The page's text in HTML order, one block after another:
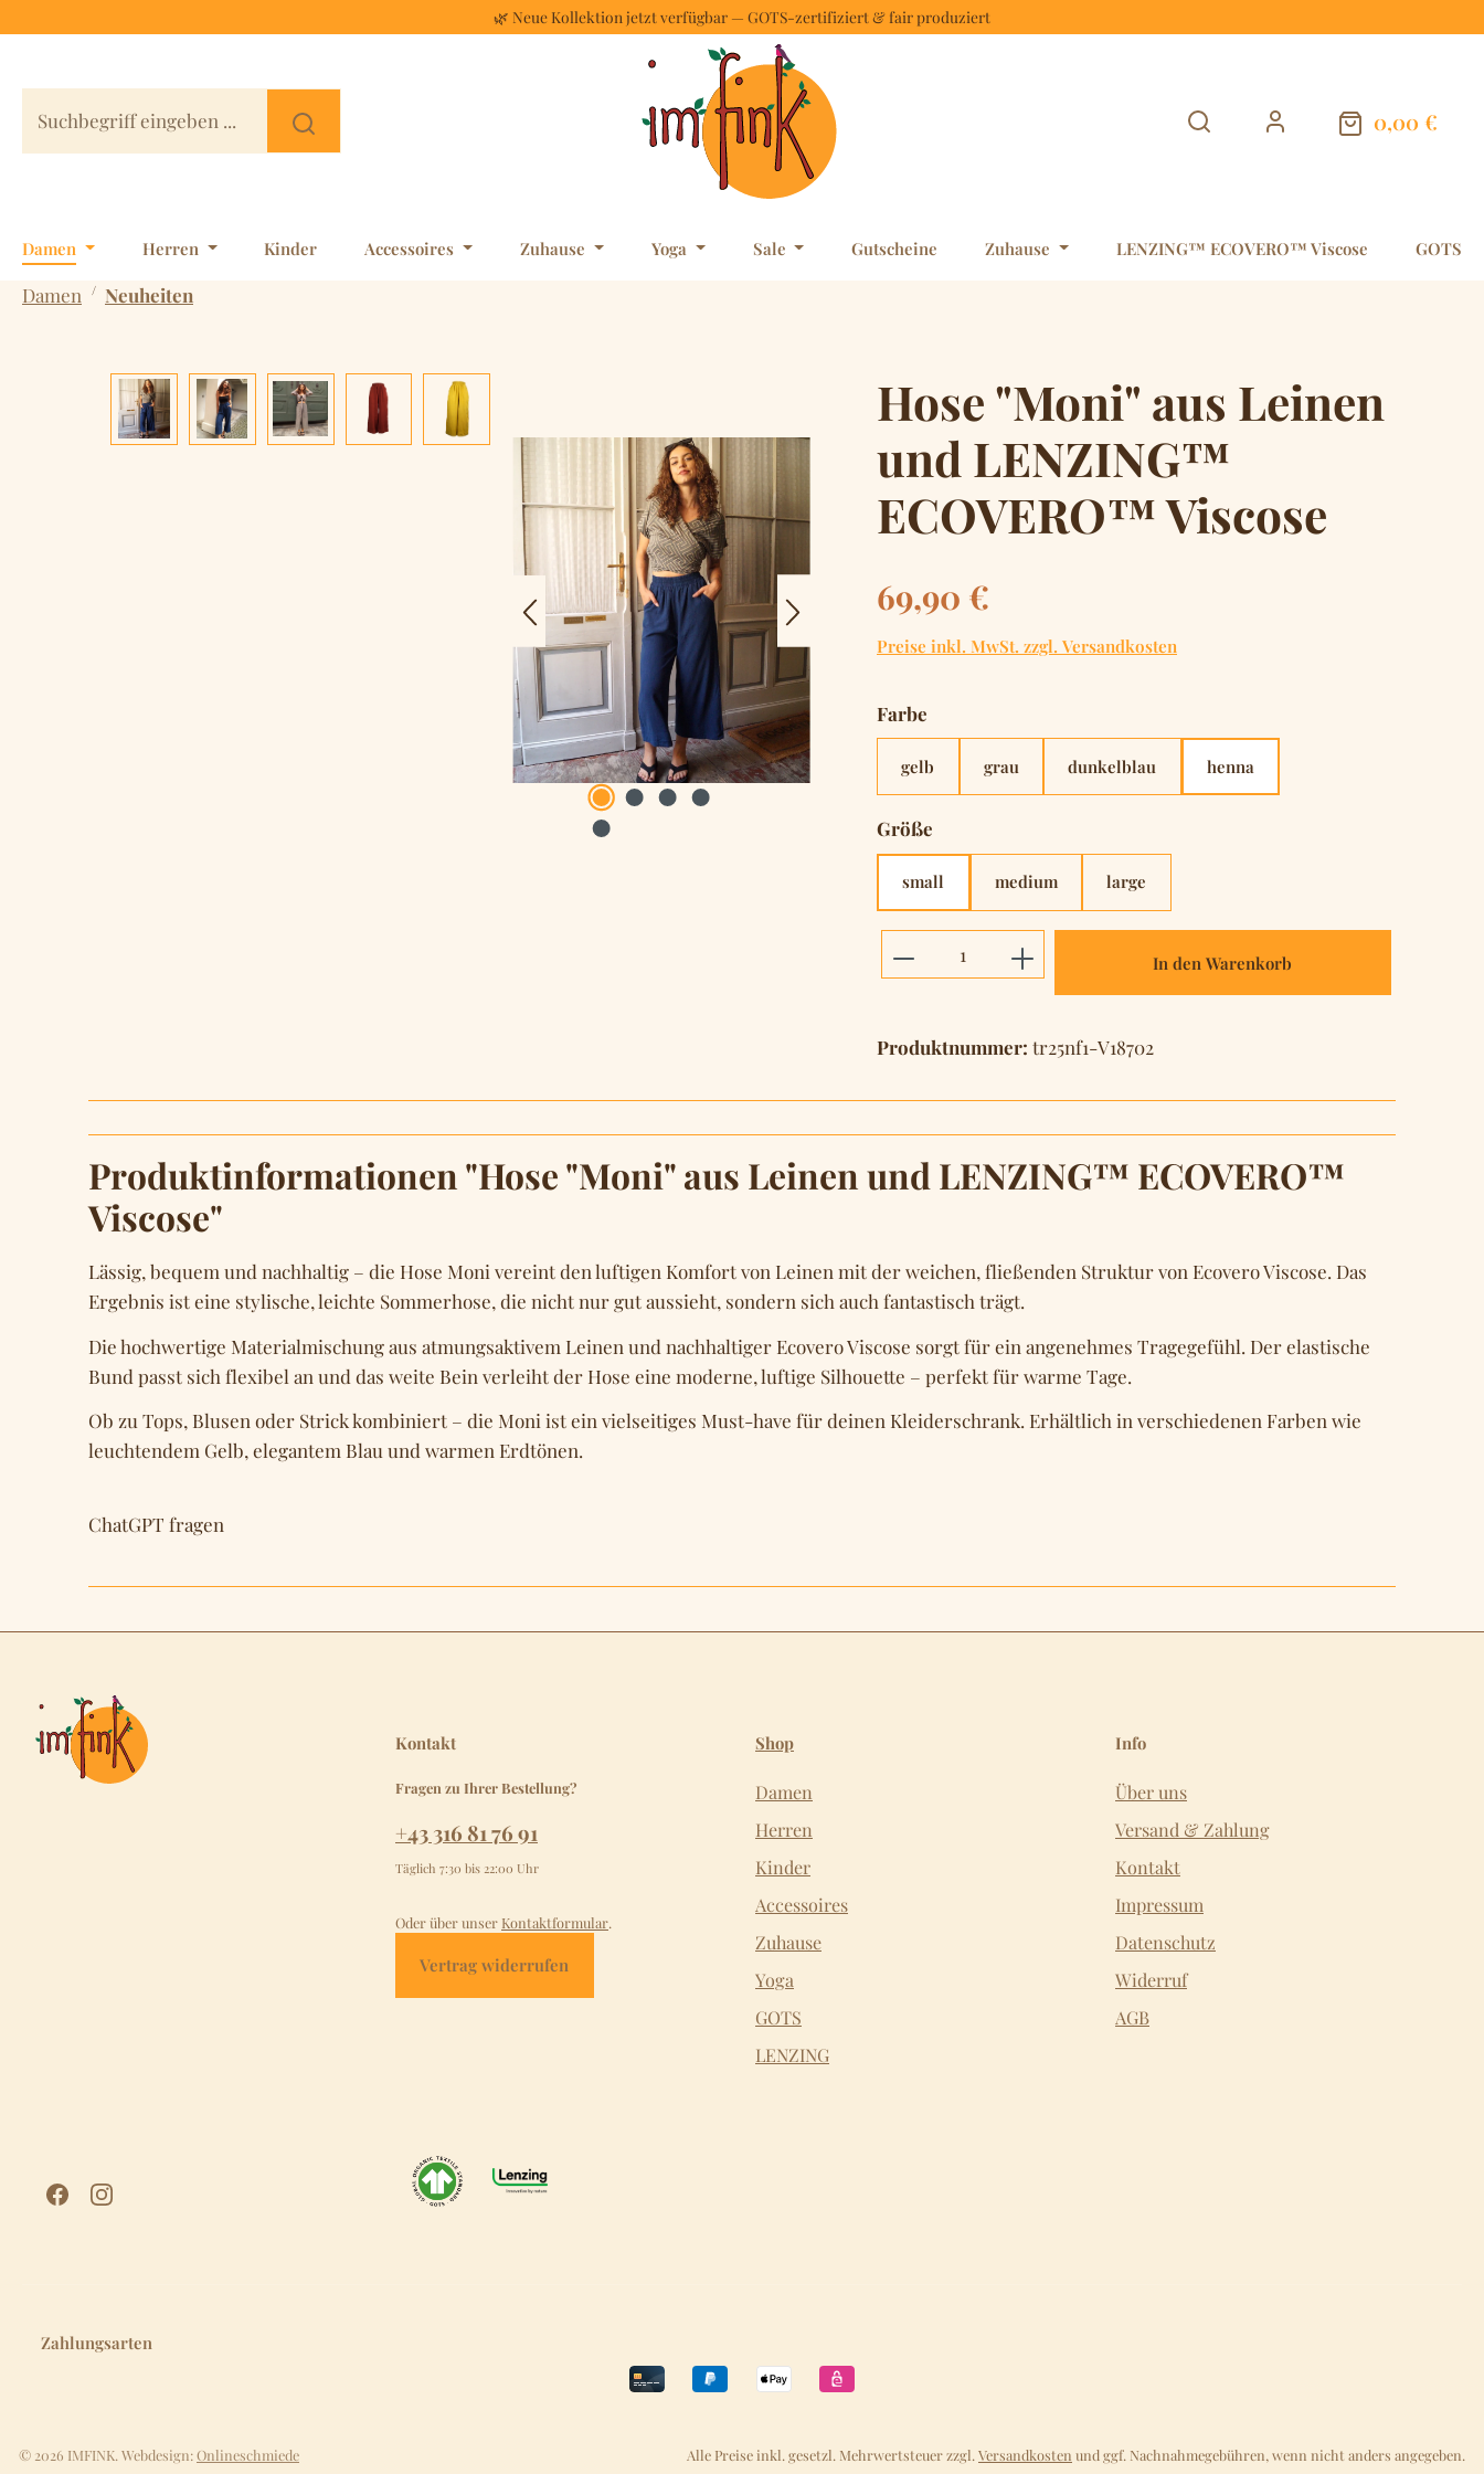
🌿 Neue Kollektion jetzt verfügbar — GOTS-zertifiziert & fair produziert
0,00 €
Warenkorb
Damen Herren Kinder Accessoires Zuhause Yoga Sale Gutscheine Zuhause LENZING™ ECOVERO™ Viscose GOTS
Damen / Neuheiten
Bildergalerie überspringen
Hose "Moni" aus Leinen
und LENZING™
ECOVERO™ Viscose
Regulärer Preis:
69,90 €
Preise inkl. MwSt. zzgl. Versandkosten
Farbe
gelb grau dunkelblau henna
Größe
small medium large
Produkt Anzahl: Gib den gewünschten Wert
In den Warenkorb
Produktnummer: tr25nf1-V18702
Produktinformationen "Hose "Moni" aus Leinen und LENZING™ ECOVERO™
Viscose"
Lässig, bequem und nachhaltig – die Hose Moni vereint den luftigen Komfort von Leinen mit der weichen, fließenden Struktur von Ecovero Viscose. Das
Ergebnis ist eine stylische, leichte Sommerhose, die nicht nur gut aussieht, sondern sich auch fantastisch trägt.
Die hochwertige Materialmischung aus atmungsaktivem Leinen und nachhaltiger Ecovero Viscose sorgt für ein angenehmes Tragegefühl. Der elastische
Bund passt sich flexibel an und das weite Bein verleiht der Hose eine moderne, luftige Silhouette – perfekt für warme Tage.
Ob zu Tops, Blusen oder Strick kombiniert – die Moni ist ein vielseitiges Must-have für deinen Kleiderschrank. Erhältlich in verschiedenen Farben wie
leuchtendem Gelb, elegantem Blau und warmen Erdtönen.
ChatGPT fragen
Kontakt
Fragen zu Ihrer Bestellung?
+43 316 81 76 91
Täglich 7:30 bis 22:00 Uhr
Oder über unser Kontaktformular.
Vertrag widerrufen
Shop
Damen
Herren
Kinder
Accessoires
Zuhause
Yoga
GOTS
LENZING
Info
Über uns
Versand & Zahlung
Kontakt
Impressum
Datenschutz
Widerruf
AGB
Zahlungsarten
Alle Preise inkl. gesetzl. Mehrwertsteuer zzgl. Versandkosten und ggf. Nachnahmegebühren, wenn nicht anders angegeben.
© 2026 IMFINK. Webdesign:Onlineschmiede